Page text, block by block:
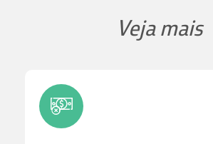
Veja mais